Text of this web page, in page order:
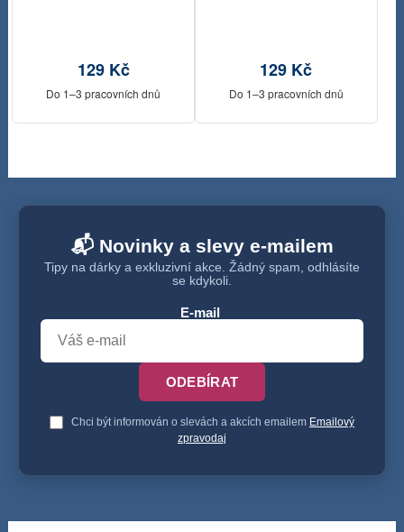
129 Kč
Do 1–3 pracovních dnů
129 Kč
Do 1–3 pracovních dnů
📬 Novinky a slevy e-mailem
Tipy na dárky a exkluzivní akce. Žádný spam, odhlásíte
se kdykoli.
E-mail
ODEBÍRAT
Chci být informován o slevách a akcích emailem Emailový
zpravodaj